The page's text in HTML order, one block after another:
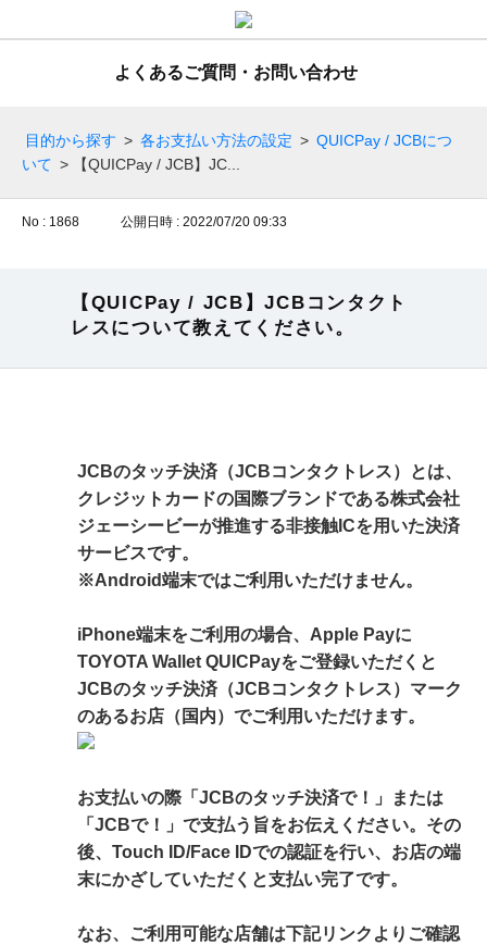
よくあるご質問・お問い合わせ
目的から探す > 各お支払い方法の設定 > QUICPay / JCBにつ
いて > 【QUICPay / JCB】JC...
No : 1868 公開日時 : 2022/07/20 09:33
【QUICPay / JCB】JCBコンタクト
レスについて教えてください。
JCBのタッチ決済（JCBコンタクトレス）とは、
クレジットカードの国際ブランドである株式会社
ジェーシービーが推進する非接触ICを用いた決済
サービスです。
※Android端末ではご利用いただけません。
iPhone端末をご利用の場合、Apple Payに
TOYOTA Wallet QUICPayをご登録いただくと
JCBのタッチ決済（JCBコンタクトレス）マーク
のあるお店（国内）でご利用いただけます。
お支払いの際「JCBのタッチ決済で！」または
「JCBで！」で支払う旨をお伝えください。その
後、Touch ID/Face IDでの認証を行い、お店の端
末にかざしていただくと支払い完了です。
なお、ご利用可能な店舗は下記リンクよりご確認